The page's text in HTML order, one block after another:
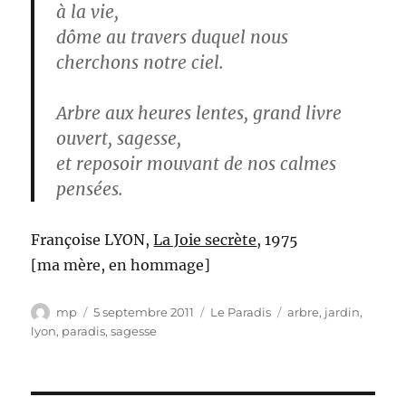
à la vie,
dôme au travers duquel nous
cherchons notre ciel.
Arbre aux heures lentes, grand livre
ouvert, sagesse,
et reposoir mouvant de nos calmes
pensées.
Françoise LYON,La Joie secrète, 1975
[ma mère, en hommage]
Auteur
mp
Publié
le
5 septembre 2011 Catégories
Le Paradis Étiquettes
arbre, jardin,
lyon, paradis,sagesse